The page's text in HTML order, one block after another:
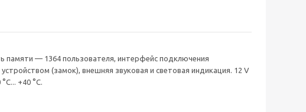
памяти — 1364 пользователя, интерфейс подключения
(замок), внешняя звуковая и световая индикация. 12 V
+40 °С.